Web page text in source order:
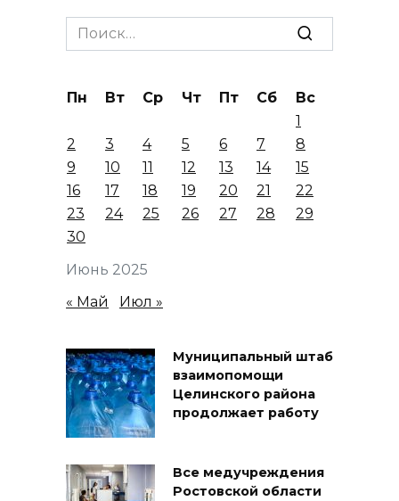
Search
for:
Июнь 2025
Пн Вт Ср Чт Пт Сб
Вс
1
2
3 4 5 6 7
8
9
10 11 12 13 14
15
16
17 18 19 20 21
22
23
24 25 26 27 28
29
30
« Май Июл »
Муниципальный штаб
взаимопомощи
Целинского района
продолжает работу
Все медучреждения
Ростовской области